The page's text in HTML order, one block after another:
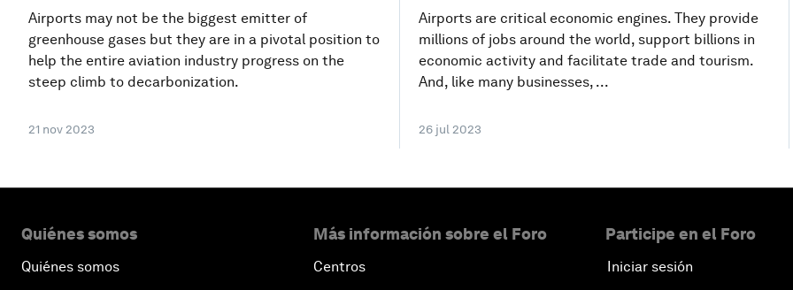
Airports may not be the biggest emitter of
greenhouse gases but they are in a pivotal position to
help the entire aviation industry progress on the
steep climb to decarbonization.
21 nov 2023
Airports are critical economic engines. They provide
millions of jobs around the world, support billions in
economic activity and facilitate trade and tourism.
And, like many businesses, ...
26 jul 2023
Quiénes somos
Quiénes somos
Más información sobre el Foro
Centros
Participe en el Foro
Iniciar sesión